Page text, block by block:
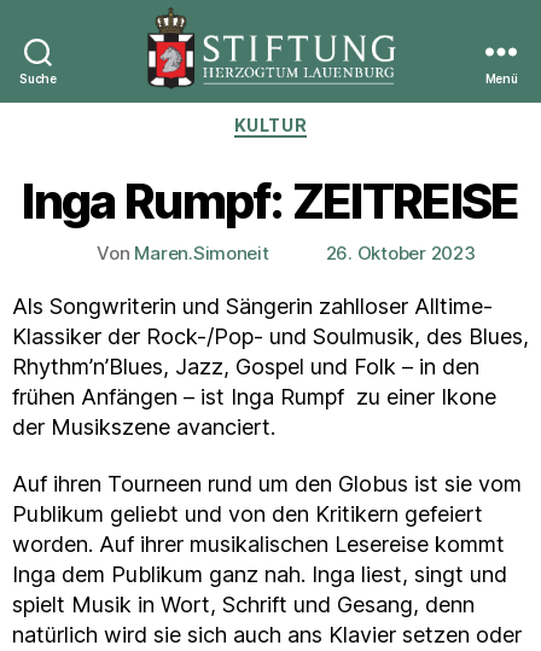
Suche
Stiftung
Herzogtum
Menü
Kategorien
KULTUR
Inga Rumpf: ZEITREISE
Beitragsautor
Von Maren.Simoneit Veröffentlichungsdatum
26. Oktober 2023
Als Songwriterin und Sängerin zahlloser Alltime-
Klassiker der Rock-/Pop- und Soulmusik, des Blues,
Rhythm’n’Blues, Jazz, Gospel und Folk – in den
frühen Anfängen – ist Inga Rumpf zu einer Ikone
der Musikszene avanciert.
Auf ihren Tourneen rund um den Globus ist sie vom
Publikum geliebt und von den Kritikern gefeiert
worden. Auf ihrer musikalischen Lesereise kommt
Inga dem Publikum ganz nah. Inga liest, singt und
spielt Musik in Wort, Schrift und Gesang, denn
natürlich wird sie sich auch ans Klavier setzen oder